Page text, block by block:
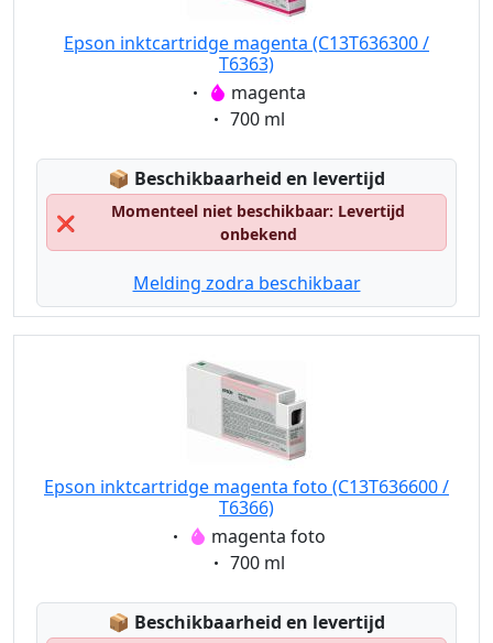
Epson inktcartridge magenta (C13T636300 /
T6363)
Eigenschaft:
magenta
Eigenschaft:
700 ml
📦 Lagerstatus:
Beschikbaarheid en levertijd
❌
Momenteel niet beschikbaar: Levertijd
onbekend
Melding zodra beschikbaar
Epson inktcartridge magenta foto (C13T636600 /
T6366)
Eigenschaft:
magenta foto
Eigenschaft:
700 ml
📦 Lagerstatus:
Beschikbaarheid en levertijd